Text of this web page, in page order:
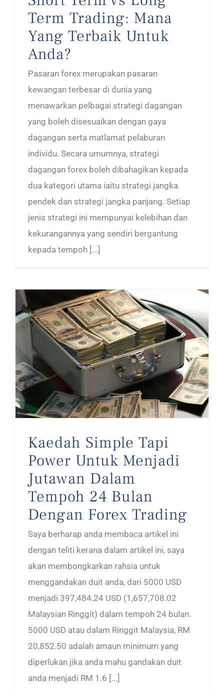
Term Trading: Mana
Yang Terbaik Untuk
Anda?
Pasaran forex merupakan pasaran
kewangan terbesar di dunia yang
menawarkan pelbagai strategi dagangan
yang boleh disesuaikan dengan gaya
dagangan serta matlamat pelaburan
individu. Secara umumnya, strategi
dagangan forex boleh dibahagikan kepada
dua kategori utama iaitu strategi jangka
pendek dan strategi jangka panjang. Setiap
jenis strategi ini mempunyai kelebihan dan
kekurangannya yang sendiri bergantung
kepada tempoh [...]
Kaedah Simple Tapi
Power Untuk Menjadi
Jutawan Dalam
Tempoh 24 Bulan
Dengan Forex Trading
Saya berharap anda membaca artikel ini
dengan teliti kerana dalam artikel ini, saya
akan membongkarkan rahsia untuk
menggandakan duit anda, dari 5000 USD
menjadi 397,484.24 USD (1,657,708.02
Malaysian Ringgit) dalam tempoh 24 bulan.
5000 USD atau dalam Ringgit Malaysia, RM
20,852.50 adalah amaun minimum yang
diperlukan jika anda mahu gandakan duit
anda menjadi RM 1.6 [...]